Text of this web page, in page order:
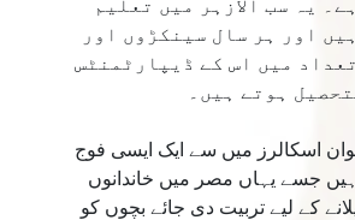
یہ سب الازہر میں تعلیم
اور ہر سال سینکڑوں اور
میں اس کے ڈیپارٹمنٹس
ہوتے ہیں۔
اسکالرز میں سے ایک ایسی فوج
جسے یہاں مصر میں خاندانوں
کے لیے تربیت دی جائے بچوں کو